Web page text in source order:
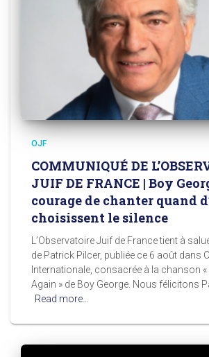
OJF
COMMUNIQUÉ DE
JUIF DE FRANCE | Boy
courage de chanter quand
choisissent le silence
L’Observatoire Juif de France tient à
de Patrick Pilcer, publiée ce 6 août dans
Internationale, consacrée à la chanson «
Again » de Boy George. Nous félicitons
Read more…